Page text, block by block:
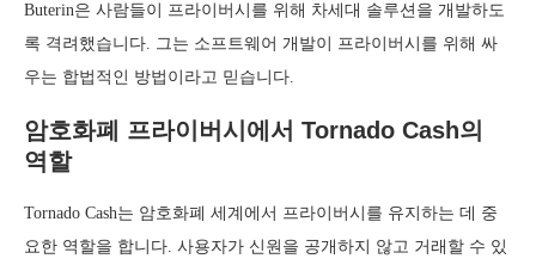
Buterin은 사람들이 프라이버시를 위해 차세대 솔루션을 개발하도
록 격려했습니다. 그는 소프트웨어 개발이 프라이버시를 위해 싸
우는 합법적인 방법이라고 믿습니다.
암호화폐 프라이버시에서 Tornado Cash의
역할
Tornado Cash는 암호화폐 세계에서 프라이버시를 유지하는 데 중
요한 역할을 합니다. 사용자가 신원을 공개하지 않고 거래할 수 있